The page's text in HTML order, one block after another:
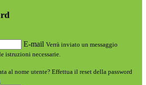
E-mail Verrà inviato un messaggio
istruzioni necessarie.
al nome utente? Effettua il reset della password